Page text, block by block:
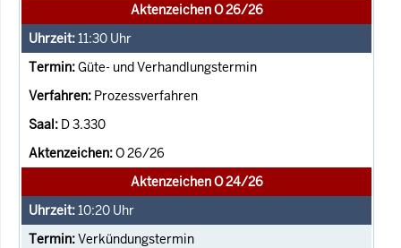
Aktenzeichen O 26/26
11:30 Uhr
Güte- und Verhandlungstermin
Prozessverfahren
D 3.330
O 26/26
Aktenzeichen O 24/26
10:20 Uhr
Verkündungstermin